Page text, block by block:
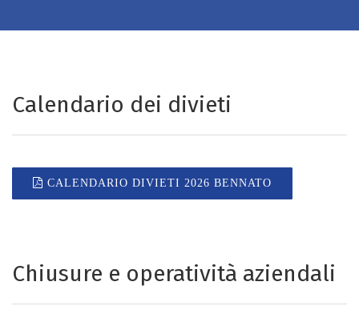
Calendario dei divieti
CALENDARIO DIVIETI 2026 BENNATO
Chiusure e operatività aziendali